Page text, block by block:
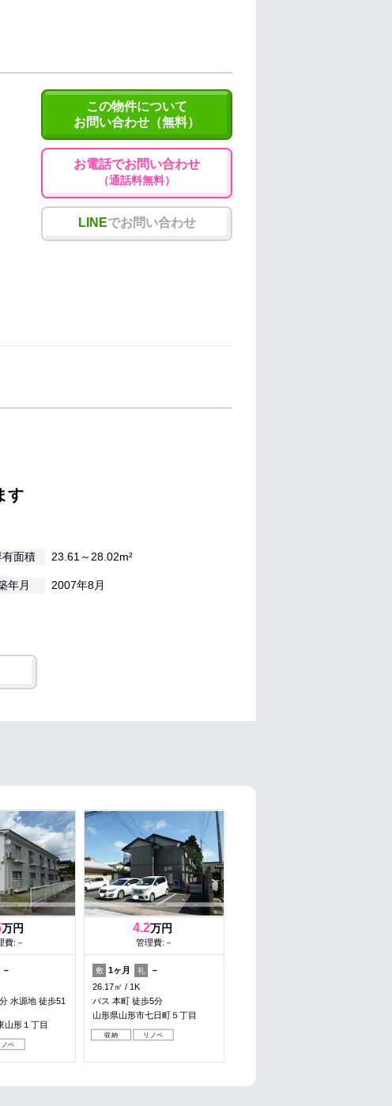
この物件について
お問い合わせ（無料）
お電話でお問い合わせ
（通話料無料）
LINEでお問い合わせ
す
有面積 23.61～28.02m²
年月 2007年8月
万円
費:－
－
水源地 徒歩51
山形１丁目
ノベ
4.2万円
管理費:－
敷 1ヶ月 礼
－
26.17㎡
1K
バス 本町 徒歩5分
山形県山形市七日町５丁目
収納 リノベ